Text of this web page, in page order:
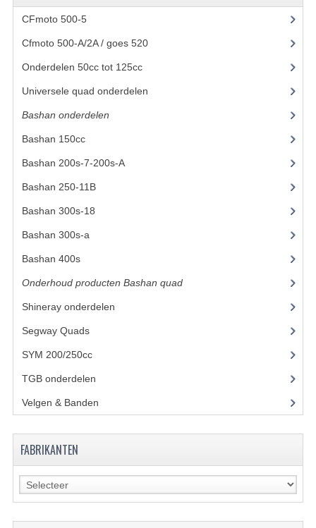
WIELEN EN BANDEN
ACCESSOIRES
GEREEDSCHAP
BASHAN 250-11B
UITLAAT SYSTEEM
WIEL OPHANGING
WIELEN EN BANDEN
CFmoto 500-5(5)
Cfmoto 500-A/2A / goes 520(347)
Onderdelen 50cc tot 125cc(49)
Universele quad onderdelen
Bashan onderdelen
Bashan 150cc(36)
Bashan 200s-7-200s-A(481)
Bashan 250-11B(385)
Bashan 300s-18
Bashan 300s-a
Bashan 400s(5)
Onderhoud producten Bashan quad(17)
Shineray onderdelen
Segway Quads(6)
SYM 200/250cc(15)
TGB onderdelen
Velgen & Banden
FABRIKANTEN